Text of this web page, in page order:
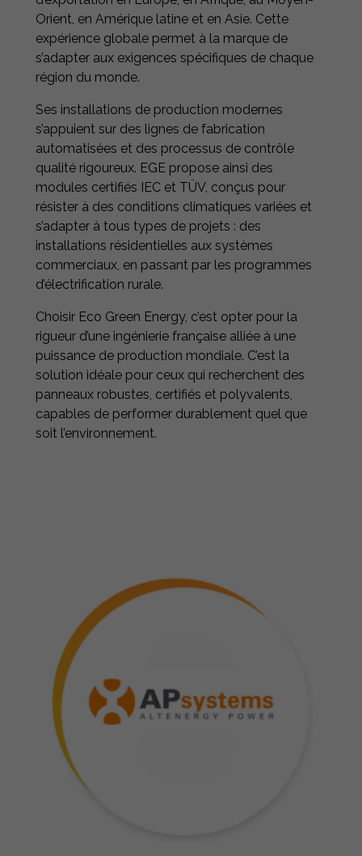
Orient, en Amérique latine et en Asie. Cette
expérience globale permet à la marque de
s’adapter aux exigences spécifiques de chaque
région du monde.
Ses installations de production modernes
s’appuient sur des lignes de fabrication
automatisées et des processus de contrôle
qualité rigoureux. EGE propose ainsi des
modules certifiés IEC et TÜV, conçus pour
résister à des conditions climatiques variées et
s’adapter à tous types de projets : des
installations résidentielles aux systèmes
commerciaux, en passant par les programmes
d’électrification rurale.
Choisir Eco Green Energy, c’est opter pour la
rigueur d’une ingénierie française alliée à une
puissance de production mondiale. C’est la
solution idéale pour ceux qui recherchent des
panneaux robustes, certifiés et polyvalents,
capables de performer durablement quel que
soit l’environnement.